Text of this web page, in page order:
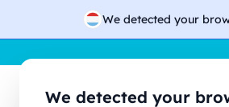
We detected your
We detected your